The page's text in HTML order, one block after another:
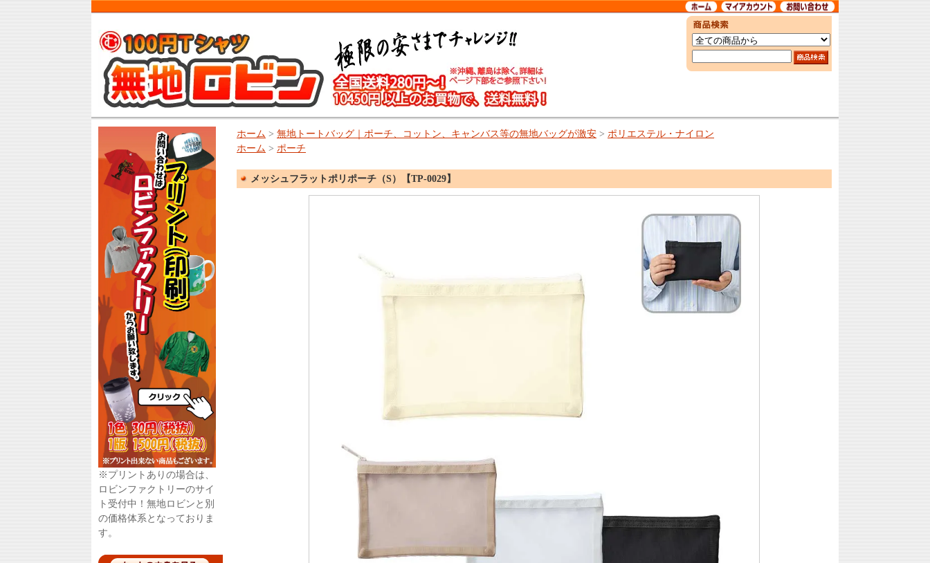
※プリントありの場合は、
ロビンファクトリーのサイ
ト受付中！無地ロビンと別
の価格体系となっておりま
す。
ホーム > 無地トートバッグ｜ポーチ、コットン、キャンバス等の無地バッグが激安 > ポリエステル・ナイロン
ホーム > ポーチ
メッシュフラットポリポーチ（S）【TP-0029】